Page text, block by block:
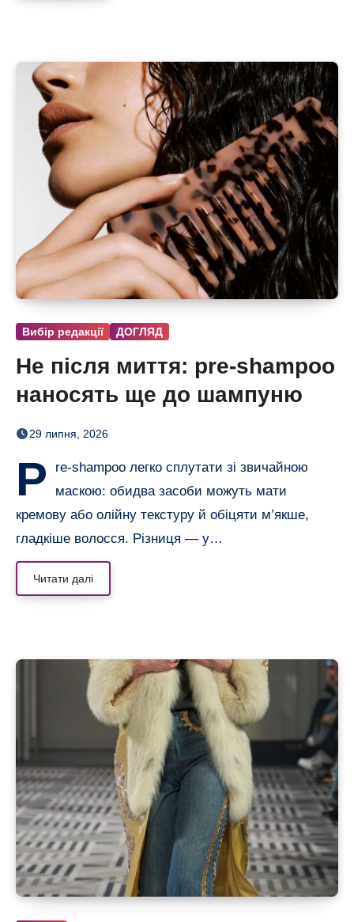
Вибір редакції ДОГЛЯД
Не після миття: pre-shampoo
наносять ще до шампуню
29 липня, 2026
P
re-shampoo легко сплутати зі звичайною
маскою: обидва засоби можуть мати
кремову або олійну текстуру й обіцяти м’якше,
гладкіше волосся. Різниця — у…
Читати далі